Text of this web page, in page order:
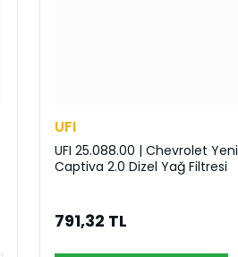
UFI
UFI 25.088.00 | Chevrolet Yeni
Captiva 2.0 Dizel Yağ Filtresi
791,32 TL